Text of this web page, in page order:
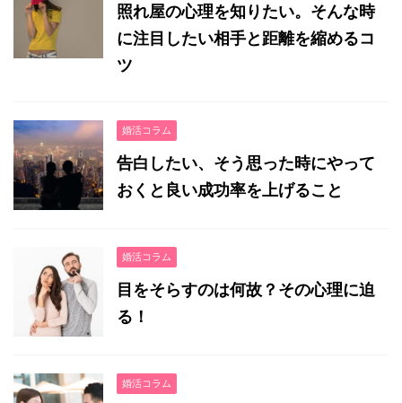
照れ屋の心理を知りたい。そんな時
に注目したい相手と距離を縮めるコ
ツ
婚活コラム
告白したい、そう思った時にやって
おくと良い成功率を上げること
婚活コラム
目をそらすのは何故？その心理に迫
る！
婚活コラム